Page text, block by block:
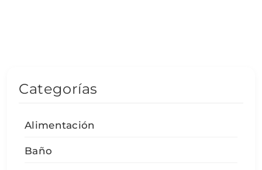
Categorías
Alimentación
Baño